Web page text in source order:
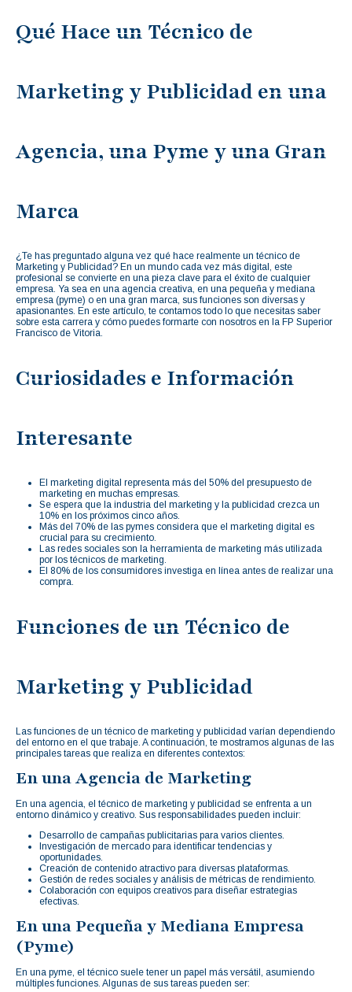
Qué Hace un Técnico de
Marketing y Publicidad en una
Agencia, una Pyme y una Gran
Marca
¿Te has preguntado alguna vez qué hace realmente un técnico de
Marketing y Publicidad? En un mundo cada vez más digital, este
profesional se convierte en una pieza clave para el éxito de cualquier
empresa. Ya sea en una agencia creativa, en una pequeña y mediana
empresa (pyme) o en una gran marca, sus funciones son diversas y
apasionantes. En este artículo, te contamos todo lo que necesitas saber
sobre esta carrera y cómo puedes formarte con nosotros en la FP Superior
Francisco de Vitoria.
Curiosidades e Información
Interesante
El marketing digital representa más del 50% del presupuesto de
marketing en muchas empresas.
Se espera que la industria del marketing y la publicidad crezca un
10% en los próximos cinco años.
Más del 70% de las pymes considera que el marketing digital es
crucial para su crecimiento.
Las redes sociales son la herramienta de marketing más utilizada
por los técnicos de marketing.
El 80% de los consumidores investiga en línea antes de realizar una
compra.
Funciones de un Técnico de
Marketing y Publicidad
Las funciones de un técnico de marketing y publicidad varían dependiendo
del entorno en el que trabaje. A continuación, te mostramos algunas de las
principales tareas que realiza en diferentes contextos:
En una Agencia de Marketing
En una agencia, el técnico de marketing y publicidad se enfrenta a un
entorno dinámico y creativo. Sus responsabilidades pueden incluir:
Desarrollo de campañas publicitarias para varios clientes.
Investigación de mercado para identificar tendencias y
oportunidades.
Creación de contenido atractivo para diversas plataformas.
Gestión de redes sociales y análisis de métricas de rendimiento.
Colaboración con equipos creativos para diseñar estrategias
efectivas.
En una Pequeña y Mediana Empresa
(Pyme)
En una pyme, el técnico suele tener un papel más versátil, asumiendo
múltiples funciones. Algunas de sus tareas pueden ser: